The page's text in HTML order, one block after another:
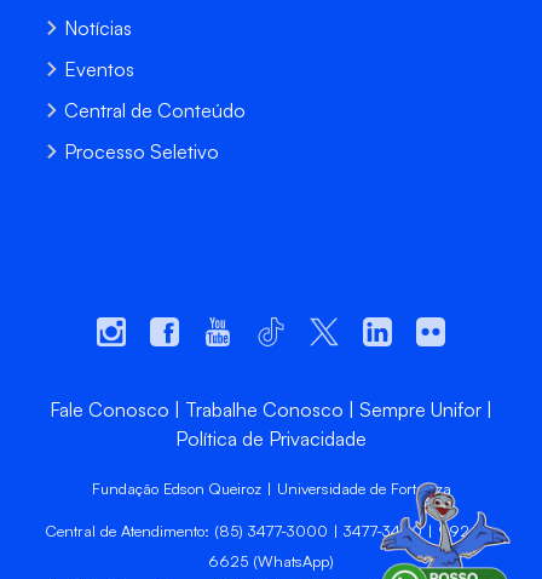
Notícias
Eventos
Central de Conteúdo
Processo Seletivo
Fale Conosco Trabalhe Conosco
Sempre Unifor
Política de Privacidade
Fundação Edson Queiroz | Universidade de Fortaleza
Central de Atendimento: (85) 3477-3000 | 3477-3400 | 99246-
6625 (WhatsApp)